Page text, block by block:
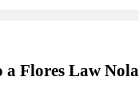
Flores Law Nola